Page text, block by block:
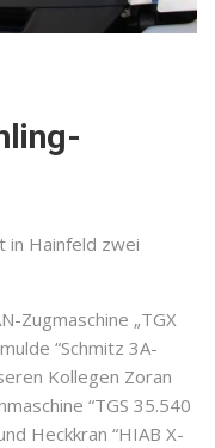
in Hainfeld zwei
Zugmaschine „TGX
“Schmitz 3A-
Kollegen Zoran
“TGS 35.540
Heckkran “HIAB X-